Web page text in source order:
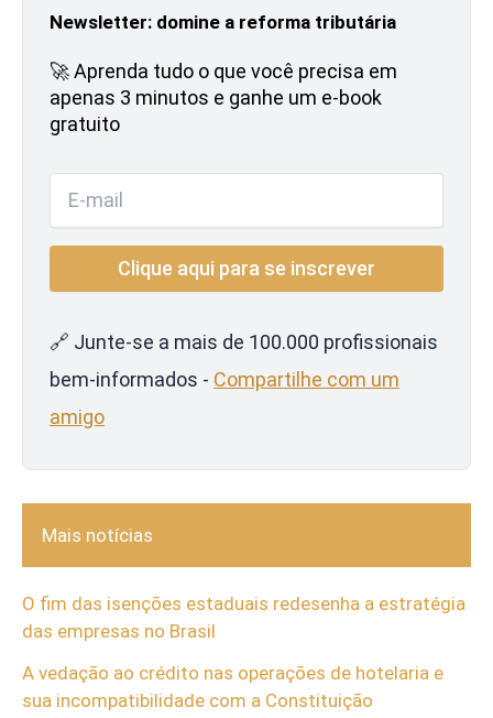
Newsletter: domine a reforma tributária
🚀 Aprenda tudo o que você precisa em
apenas 3 minutos e ganhe um e-book
gratuito
🔗 Junte-se a mais de 100.000 profissionais
bem-informados - Compartilhe com um
amigo
Mais notícias
O fim das isenções estaduais redesenha a estratégia
das empresas no Brasil
A vedação ao crédito nas operações de hotelaria e
sua incompatibilidade com a Constituição